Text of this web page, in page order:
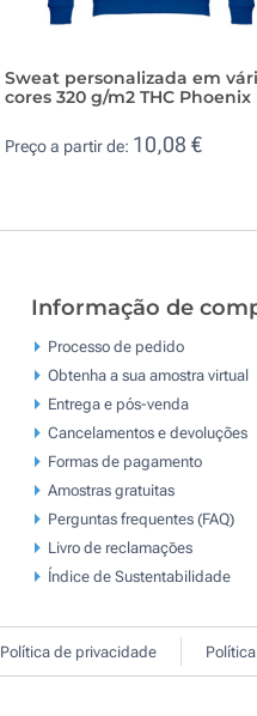
Sweat personalizada em
cores 320 g/m2 THC Phoenix
Preço a partir de: 10,08 €
Informação de
Processo de pedido
Obtenha a sua amostra virtual
Entrega e pós-venda
Cancelamentos e devoluções
Formas de pagamento
Amostras gratuitas
Perguntas frequentes (FAQ)
Livro de reclamaçōes
Índice de Sustentabilidade
Política de privacidade